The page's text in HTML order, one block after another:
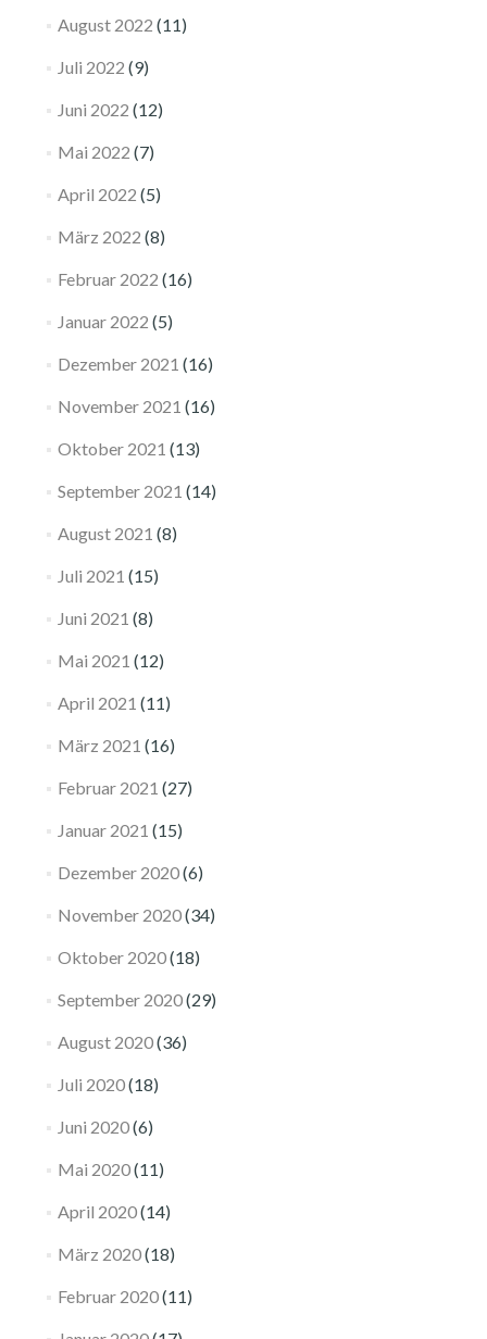
August 2022 (11)
Juli 2022 (9)
Juni 2022 (12)
Mai 2022 (7)
April 2022 (5)
März 2022 (8)
Februar 2022 (16)
Januar 2022 (5)
Dezember 2021 (16)
November 2021 (16)
Oktober 2021 (13)
September 2021 (14)
August 2021 (8)
Juli 2021 (15)
Juni 2021 (8)
Mai 2021 (12)
April 2021 (11)
März 2021 (16)
Februar 2021 (27)
Januar 2021 (15)
Dezember 2020(6)
November 2020(34)
Oktober 2020(18)
September 2020(29)
August 2020(36)
Juli 2020(18)
Juni 2020(6)
Mai 2020(11)
April 2020(14)
März 2020(18)
Februar 2020(11)